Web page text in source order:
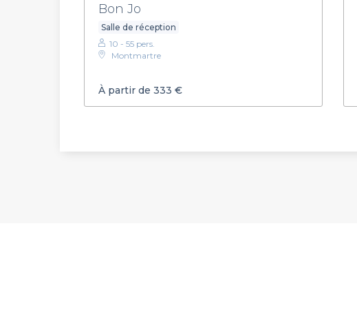
Bon Jo
Salle de réception
10 - 55 pers.
Montmartre
À partir de 333 €